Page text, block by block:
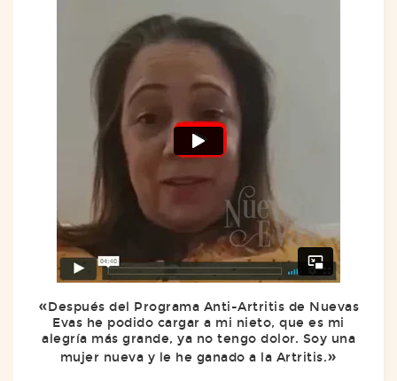
Después del Programa Anti-Artritis de Nuevas
Evas he podido cargar a mi nieto, que es mi
alegría más grande, ya no tengo dolor. Soy una
mujer nueva y le he ganado a la Artritis.